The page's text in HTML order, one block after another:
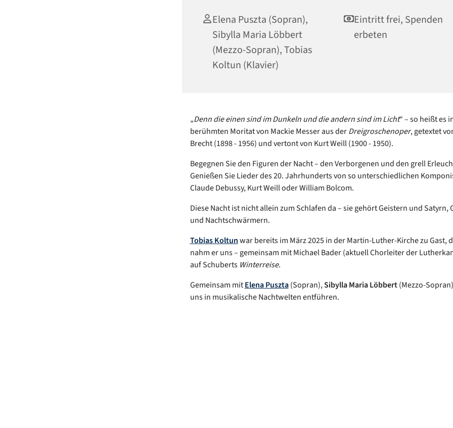
Elena Puszta (Sopran),
Sibylla Maria Löbbert
(Mezzo-Sopran), Tobias
Koltun (Klavier)
Eintritt frei, Spenden
erbeten
„Denn die einen sind im Dunkeln und die andern sind im Licht“ – so heißt es
berühmten Moritat von Mackie Messer aus derDreigroschenoper, getextet
Brecht (1898 - 1956) und vertont von Kurt Weill (1900 - 1950).
Begegnen Sie den Figuren der Nacht – den Verborgenen und den grell
Genießen Sie Lieder des 20. Jahrhunderts von so unterschiedlichen
Claude Debussy, Kurt Weill oder William Bolcom.
Diese Nacht ist nicht allein zum Schlafen da – sie gehört Geistern und Satyrn,
und Nachtschwärmern.
Tobias Koltunwar bereits im März 2025 in der Martin-Luther-Kirche zu Gast,
nahm er uns – gemeinsam mit Michael Bader (aktuell Chorleiter der
auf Schuberts Winterreise.
Gemeinsam mitElena Puszta(Sopran),Sibylla Maria Löbbert(Mezzo-
uns in musikalische Nachtwelten entführen.